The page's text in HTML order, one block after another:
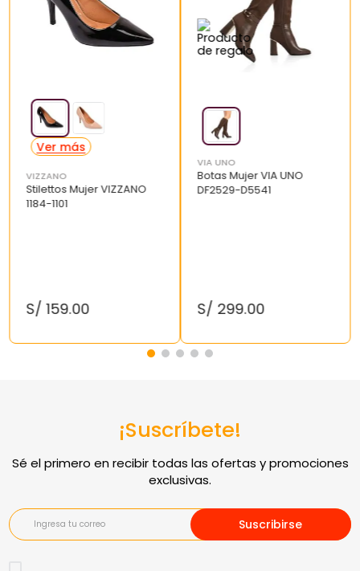
VIZZANO
Stilettos Mujer VIZZANO
1184-1101
S/ 159.00
VIA UNO
Botas Mujer VIA UNO
DF2529-D5541
S/ 299.00
¡Suscríbete!
Suscribirse